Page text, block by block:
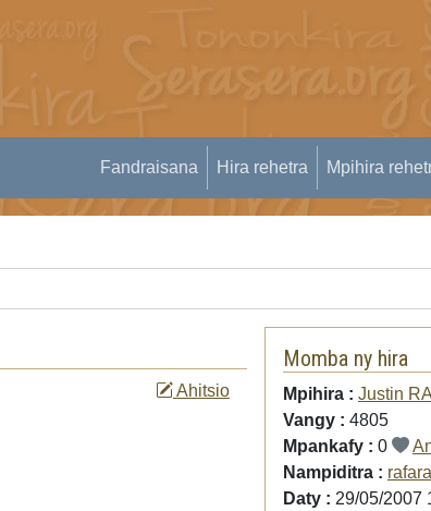
Fandraisana Hira rehetra Mpihira
Ahitsio
Momba ny hira
Mpihira : Justin
Vangy : 4805
Mpankafy : 0
Nampiditra : rafara
Daty : 29/05/2007